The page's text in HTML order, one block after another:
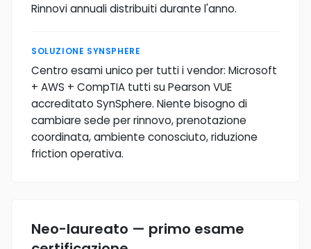
Rinnovi annuali distribuiti durante l'anno.
SOLUZIONE SYNSPHERE
Centro esami unico per tutti i vendor: Microsoft
+ AWS + CompTIA tutti su Pearson VUE
accreditato SynSphere. Niente bisogno di
cambiare sede per rinnovo, prenotazione
coordinata, ambiente conosciuto, riduzione
friction operativa.
Neo-laureato — primo esame